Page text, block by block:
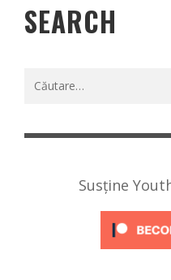
SEARCH
Caută
Susține